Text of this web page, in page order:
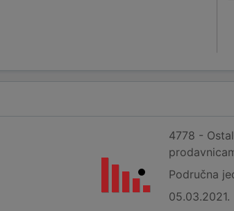
4778 -
Područna
05.03.2021.